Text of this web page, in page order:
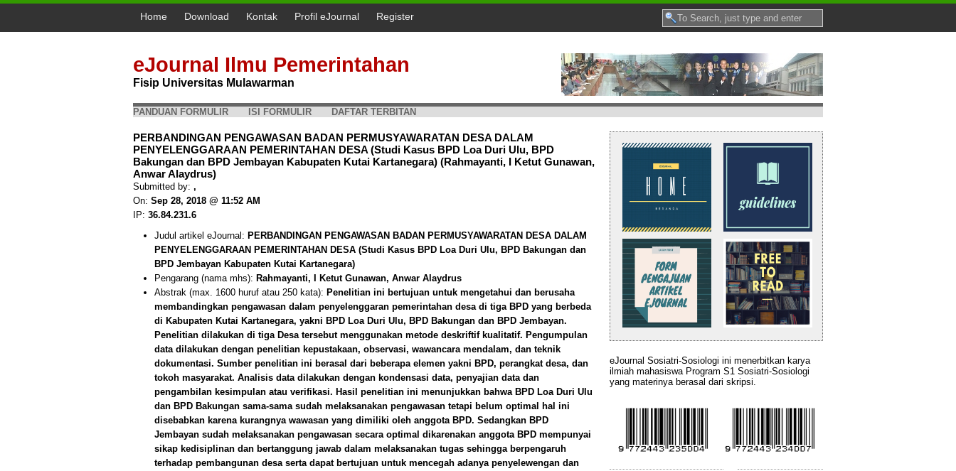
Home Download Kontak Profil eJournal Register
eJournal Ilmu Pemerintahan
Fisip Universitas Mulawarman
PANDUAN FORMULIR ISI FORMULIR DAFTAR TERBITAN
PERBANDINGAN PENGAWASAN BADAN PERMUSYAWARATAN DESA DALAM
PENYELENGGARAAN PEMERINTAHAN DESA (Studi Kasus BPD Loa Duri Ulu, BPD
Bakungan dan BPD Jembayan Kabupaten Kutai Kartanegara) (Rahmayanti, I Ketut Gunawan,
Anwar Alaydrus)
Submitted by: ,
On: Sep 28, 2018 @ 11:52 AM
IP: 36.84.231.6
Judul artikel eJournal: PERBANDINGAN PENGAWASAN BADAN PERMUSYAWARATAN DESA DALAM
PENYELENGGARAAN PEMERINTAHAN DESA (Studi Kasus BPD Loa Duri Ulu, BPD Bakungan dan
BPD Jembayan Kabupaten Kutai Kartanegara)
Pengarang (nama mhs): Rahmayanti, I Ketut Gunawan, Anwar Alaydrus
Abstrak (max. 1600 huruf atau 250 kata): Penelitian ini bertujuan untuk mengetahui dan berusaha
membandingkan pengawasan dalam penyelenggaran pemerintahan desa di tiga BPD yang berbeda
di Kabupaten Kutai Kartanegara, yakni BPD Loa Duri Ulu, BPD Bakungan dan BPD Jembayan.
Penelitian dilakukan di tiga Desa tersebut menggunakan metode deskriftif kualitatif. Pengumpulan
data dilakukan dengan penelitian kepustakaan, observasi, wawancara mendalam, dan teknik
dokumentasi. Sumber penelitian ini berasal dari beberapa elemen yakni BPD, perangkat desa, dan
tokoh masyarakat. Analisis data dilakukan dengan kondensasi data, penyajian data dan
pengambilan kesimpulan atau verifikasi. Hasil penelitian ini menunjukkan bahwa BPD Loa Duri Ulu
dan BPD Bakungan sama-sama sudah melaksanakan pengawasan tetapi belum optimal hal ini
disebabkan karena kurangnya wawasan yang dimiliki oleh anggota BPD. Sedangkan BPD
Jembayan sudah melaksanakan pengawasan secara optimal dikarenakan anggota BPD mempunyai
sikap kedisiplinan dan bertanggung jawab dalam melaksanakan tugas sehingga berpengaruh
terhadap pembangunan desa serta dapat bertujuan untuk mencegah adanya penyelewengan dan
eJournal Sosiatri-Sosiologi ini menerbitkan karya
ilmiah mahasiswa Program S1 Sosiatri-Sosiologi
yang materinya berasal dari skripsi.